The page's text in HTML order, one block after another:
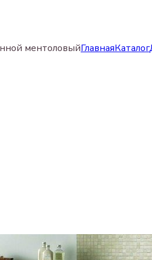
ментоловыйГлавнаяКаталог